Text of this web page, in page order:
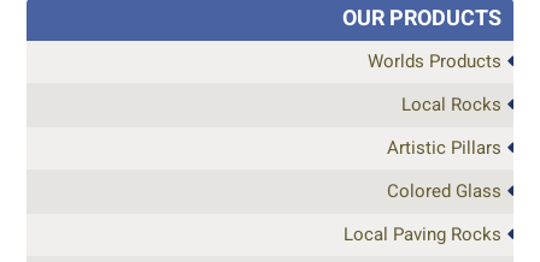
OUR PRODUCTS
Worlds Products
Local Rocks
Artistic Pillars
Colored Glass
Local Paving Rocks